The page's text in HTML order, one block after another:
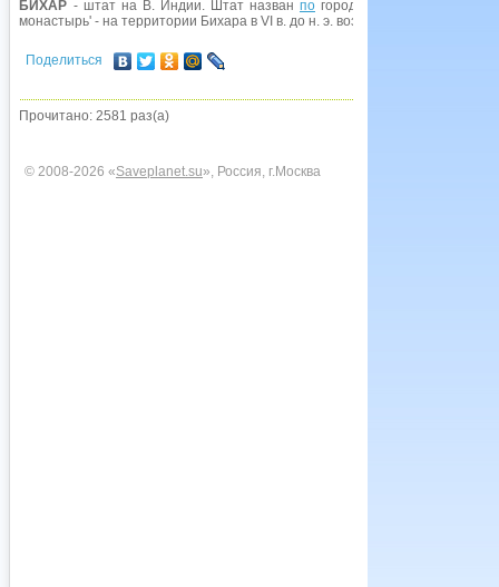
БИХАР - штат на В. Индии. Штат назван по городу
монастырь' - на территории Бихара в VI в. до н. э. возник буддизм.
Поделиться
Прочитано: 2581 раз(а)
© 2008-2026 «Saveplanet.su», Россия, г.Москва